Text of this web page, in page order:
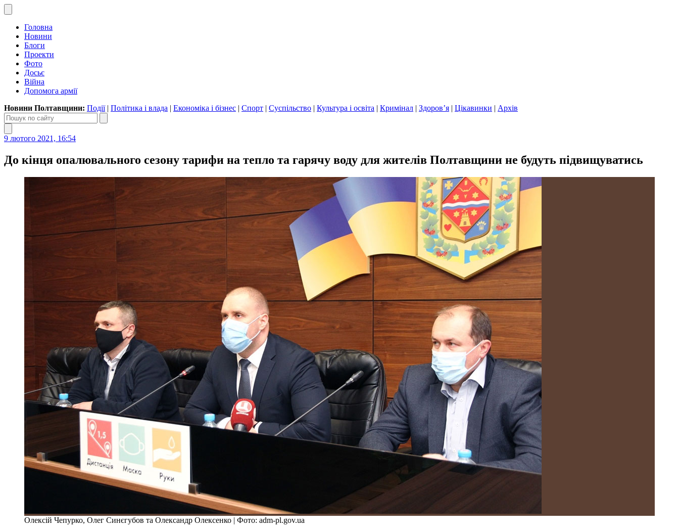
Головна
Новини
Блоги
Проекти
Фото
Досьє
Війна
Допомога армії
Новини Полтавщини: Події| Політика і влада | Економіка і бізнес | Спорт | Суспільство | Культура і освіта | Кримінал | Здоров’я | Цікавинки | Архів
9 лютого 2021, 16:54
До кінця опалювального сезону тарифи на тепло та гарячу воду для жителів Полтавщини не будуть підвищуватись
Олексій Чепурко, Олег Синєгубов та Олександр Олексенко | Фото: adm-pl.gov.ua